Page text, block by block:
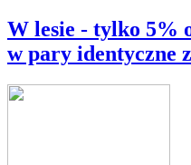
W lesie - tylko 5%
w pary identyczne